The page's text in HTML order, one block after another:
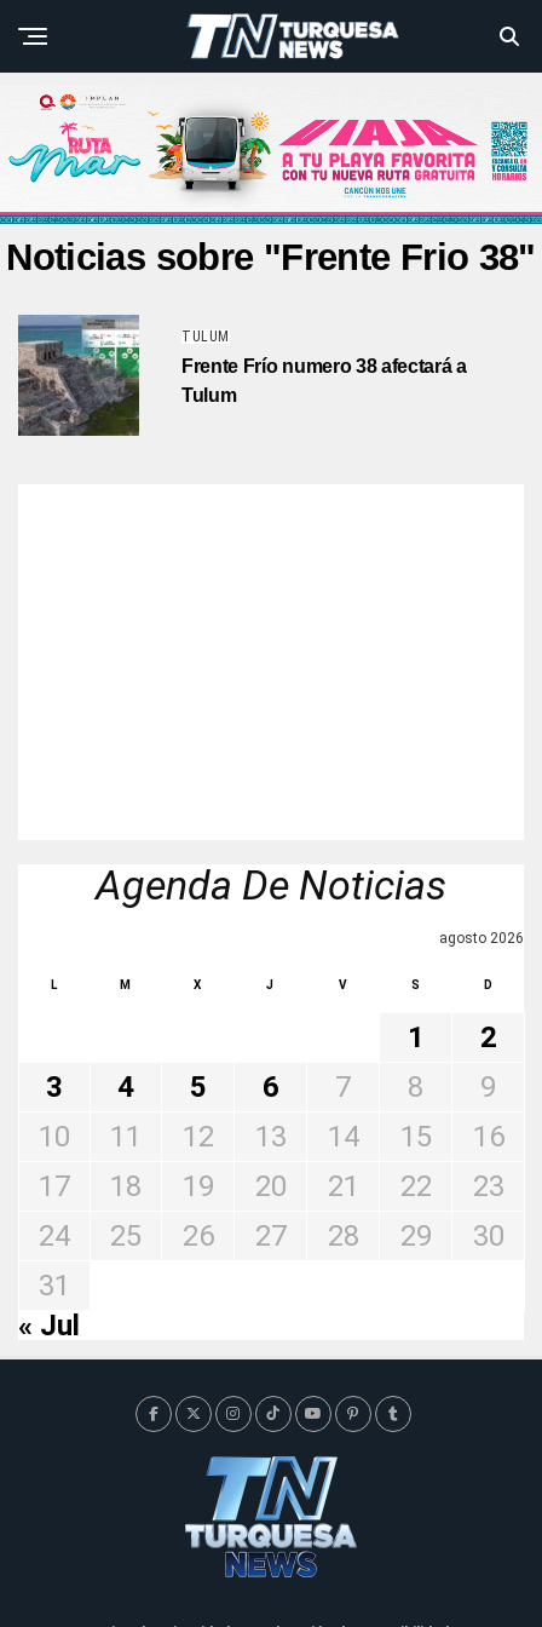
Noticias sobre "Frente Frio 38"
TULUM
Frente Frío numero 38 afectará a
Tulum
Agenda De Noticias
agosto 2026
L M X J V S D
1
2
3
4 5 6 7 8
9
10
11 12 13 14 15
16
17
18 19 20 21 22
23
24
25 26 27 28 29
30
31
« Jul